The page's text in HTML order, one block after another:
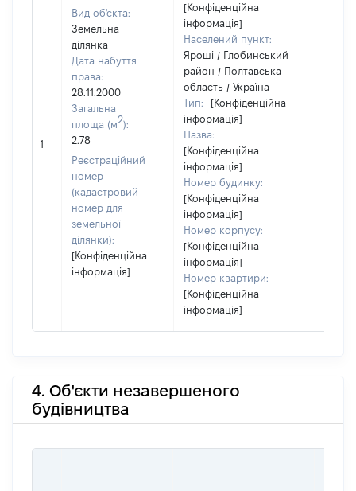
1
Вид об'єкта:
Земельна
ділянка
Дата набуття
права:
28.11.2000
Загальна
площа (м2):
2.78
Реєстраційний
номер
(кадастровий
номер для
земельної
ділянки):
[Конфіденційна
інформація]
[Конфіденційна
інформація]
Населений пункт:
Яроші / Глобинський
район / Полтавська
область / Україна
Тип:
[Конфіденційна
інформація]
Назва:
[Конфіденційна
інформація]
Номер будинку:
[Конфіденційна
інформація]
Номер корпусу:
[Конфіденційна
інформація]
Номер квартири:
[Конфіденційна
інформація]
4. Об'єкти незавершеного
будівництва